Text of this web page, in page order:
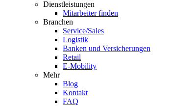
Dienstleistungen
Mitarbeiter finden
Branchen
Service/Sales
Logistik
Banken und Versicherungen
Retail
E-Mobility
Mehr
Blog
Kontakt
FAQ